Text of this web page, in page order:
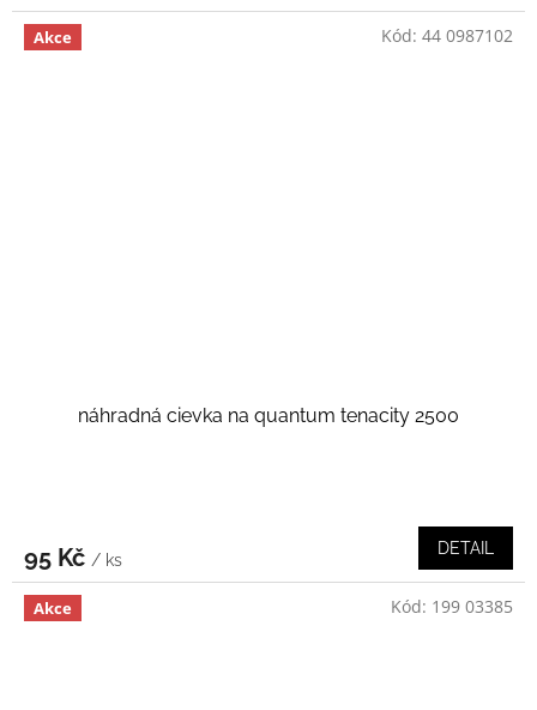
Akce
náhradná cievka na quantum tenacity 2500
95 Kč / ks
DETAIL
Kód: 44 0987102
Akce Kód: 199 03385